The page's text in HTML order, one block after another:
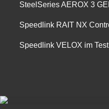
SteelSeries AEROX 3
Speedlink RAIT NX
Speedlink VELOX im Test